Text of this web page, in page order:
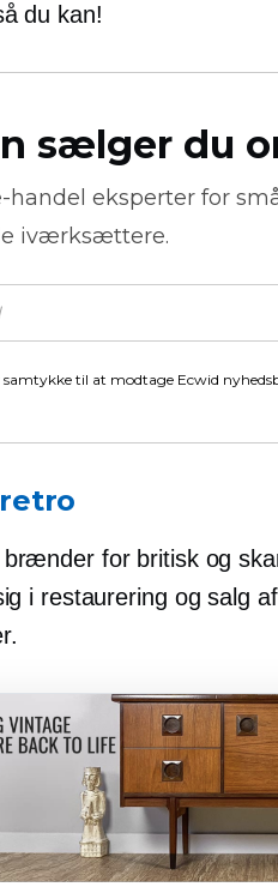
du kan!
sælger du
handel eksperter for
iværksættere.
samtykke til at modtage Ecwid
for britisk og
i restaurering og salg af